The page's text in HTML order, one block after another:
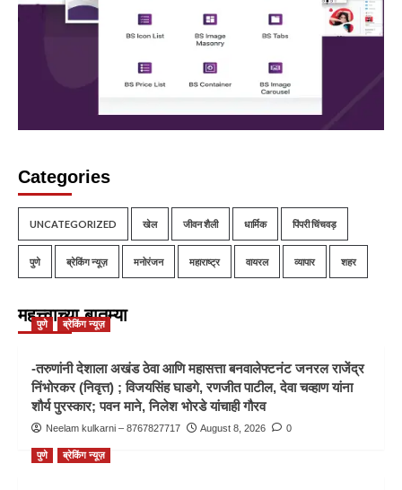
Categories
UNCATEGORIZED खेल जीवन शैली धार्मिक पिंपरी चिंचवड़
पुणे ब्रेकिंग न्यूज़ मनोरंजन महाराष्ट्र वायरल व्यापार शहर
महत्त्वाच्या बातम्या
पुणे ब्रेकिंग न्यूज़
-तरुणांनी देशाला अखंड ठेवा आणि महासत्ता बनवालेफ्टनंट जनरल राजेंद्र
निंभोरकर (निवृत्त) ; विजयसिंह घाडगे, रणजीत पाटील, देवा चव्हाण यांना
शौर्य पुरस्कार; पवन माने, निलेश भोरडे यांचाही गौरव
Neelam kulkarni – 8767827717 August 8, 2026 0
पुणे ब्रेकिंग न्यूज़